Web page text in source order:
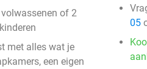
of 2
met alles wat je
een eigen
05